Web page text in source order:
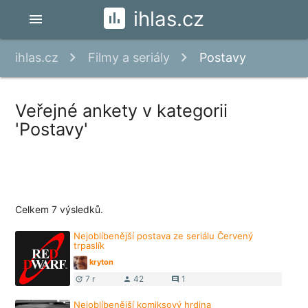
ihlas.cz
menu
ihlas.cz Filmy a seriály Postavy
Veřejné ankety v kategorii
'Postavy'
Celkem 7 výsledků.
Nejoblíbenější postava ze seriálu Červený
trpaslík
kryton
update 7 r person 42 comment 1
Nejoblíbenější komiksový hrdina